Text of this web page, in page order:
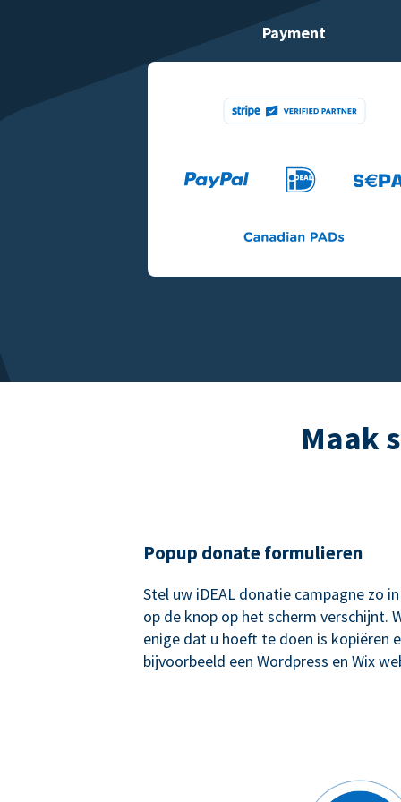
Payment
Maak
Popup donate formulieren
Stel uw iDEAL donatie campagne zo
op de knop op het scherm verschijnt.
enige dat u hoeft te doen is kopiëren
bijvoorbeeld een Wordpress en Wix